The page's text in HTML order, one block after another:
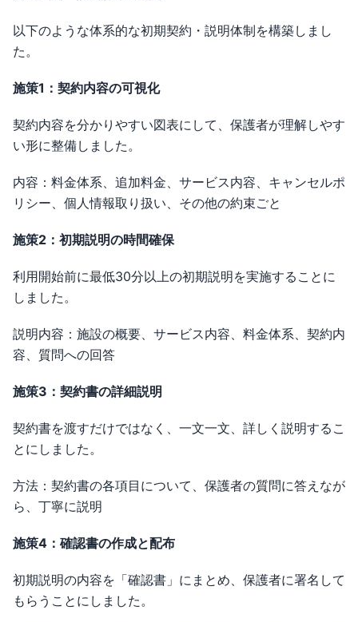
以下のような体系的な初期契約・説明体制を構築しまし
た。
施策1：契約内容の可視化
契約内容を分かりやすい図表にして、保護者が理解しやす
い形に整備しました。
内容：料金体系、追加料金、サービス内容、キャンセルポ
リシー、個人情報取り扱い、その他の約束ごと
施策2：初期説明の時間確保
利用開始前に最低30分以上の初期説明を実施することに
しました。
説明内容：施設の概要、サービス内容、料金体系、契約内
容、質問への回答
施策3：契約書の詳細説明
契約書を渡すだけではなく、一文一文、詳しく説明するこ
とにしました。
方法：契約書の各項目について、保護者の質問に答えなが
ら、丁寧に説明
施策4：確認書の作成と配布
初期説明の内容を「確認書」にまとめ、保護者に署名して
もらうことにしました。